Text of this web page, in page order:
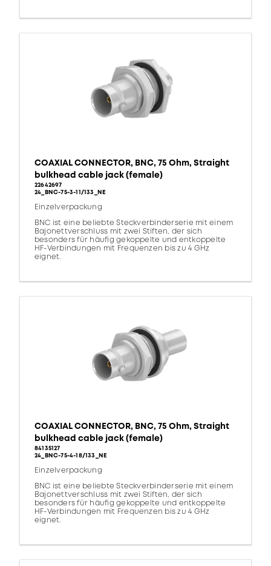
COAXIAL CONNECTOR, BNC, 75 Ohm, Straight
bulkhead cable jack (female)
22642697
24_BNC-75-3-11/133_NE
Einzelverpackung
BNC ist eine beliebte Steckverbinderserie mit einem
Bajonettverschluss mit zwei Stiften, der sich
besonders für häufig gekoppelte und entkoppelte
HF-Verbindungen mit Frequenzen bis zu 4 GHz
eignet.
COAXIAL CONNECTOR, BNC, 75 Ohm, Straight
bulkhead cable jack (female)
84135127
24_BNC-75-4-18/133_NE
Einzelverpackung
BNC ist eine beliebte Steckverbinderserie mit einem
Bajonettverschluss mit zwei Stiften, der sich
besonders für häufig gekoppelte und entkoppelte
HF-Verbindungen mit Frequenzen bis zu 4 GHz
eignet.